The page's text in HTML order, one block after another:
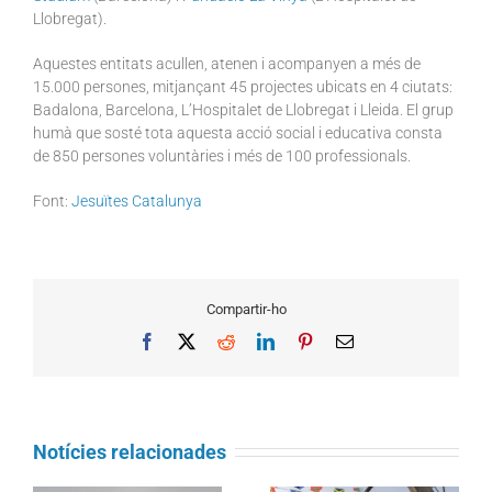
Llobregat).
Aquestes entitats acullen, atenen i acompanyen a més de
15.000 persones, mitjançant 45 projectes ubicats en 4 ciutats:
Badalona, Barcelona, L’Hospitalet de Llobregat i Lleida. El grup
humà que sosté tota aquesta acció social i educativa consta
de 850 persones voluntàries i més de 100 professionals.
Font: Jesuïtes Catalunya
Compartir-ho
Facebook RedditLinkedInPinterestEmail
Notícies relacionades